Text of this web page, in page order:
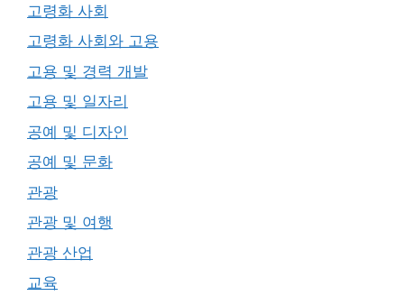
고령화 사회
고령화 사회와 고용
고용 및 경력 개발
고용 및 일자리
공예 및 디자인
공예 및 문화
관광
관광 및 여행
관광 산업
교육